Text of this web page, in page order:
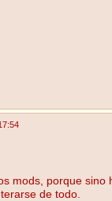
mods, porque sino
de todo.